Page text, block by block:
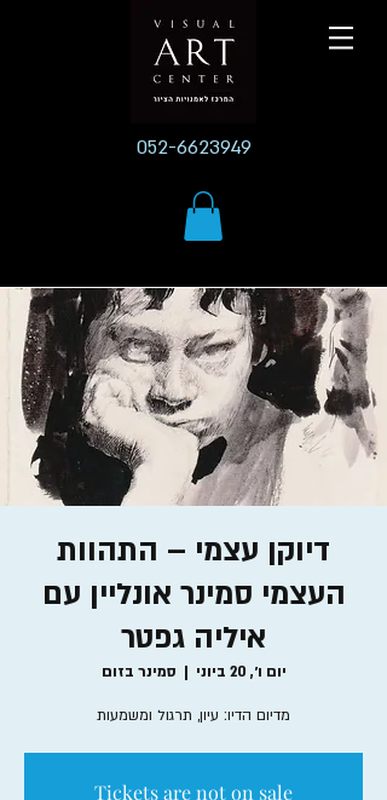
052-6623949
דיוקן עצמי – התהוות
העצמי סמינר אונליין עם
איליה גפטר
יום ו׳, 20 ביוני
  |
סמינר בזום
מדיום הדיו: עיון, תרגול ומשמעות
Tickets are not on sale